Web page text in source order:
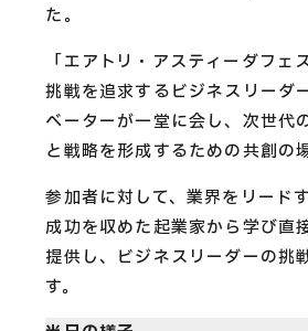
た。
「エアトリ・アスティーダフ
挑戦を追求するビジネスリーダ
ベーターが一堂に会し、次世代
と戦略を形成するための共創の場
参加者に対して、業界をリード
成功を収めた起業家から学び直
提供し、ビジネスリーダーの挑
す。